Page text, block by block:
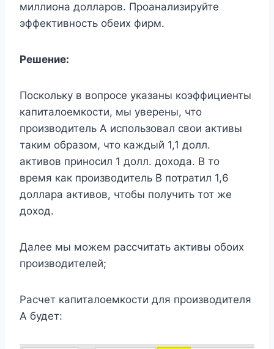
миллиона долларов. Проанализируйте
эффективность обеих фирм.
Решение:
Поскольку в вопросе указаны коэффициенты
капиталоемкости, мы уверены, что
производитель А использовал свои активы
таким образом, что каждый 1,1 долл.
активов приносил 1 долл. дохода. В то
время как производитель B потратил 1,6
доллара активов, чтобы получить тот же
доход.
Далее мы можем рассчитать активы обоих
производителей;
Расчет капиталоемкости для производителя
А будет: